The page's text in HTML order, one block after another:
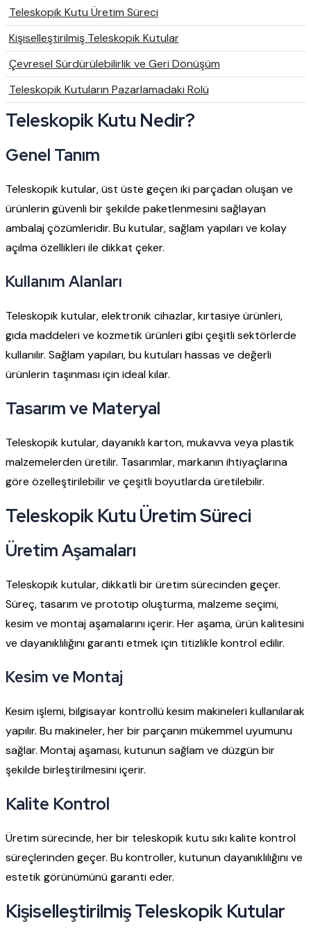
Teleskopik Kutu Üretim Süreci
Kişiselleştirilmiş Teleskopik Kutular
Çevresel Sürdürülebilirlik ve Geri Dönüşüm
Teleskopik Kutuların Pazarlamadaki Rolü
Teleskopik Kutu Nedir?
Genel Tanım
Teleskopik kutular, üst üste geçen iki parçadan oluşan ve
ürünlerin güvenli bir şekilde paketlenmesini sağlayan
ambalaj çözümleridir. Bu kutular, sağlam yapıları ve kolay
açılma özellikleri ile dikkat çeker.
Kullanım Alanları
Teleskopik kutular, elektronik cihazlar, kırtasiye ürünleri,
gıda maddeleri ve kozmetik ürünleri gibi çeşitli sektörlerde
kullanılır. Sağlam yapıları, bu kutuları hassas ve değerli
ürünlerin taşınması için ideal kılar.
Tasarım ve Materyal
Teleskopik kutular, dayanıklı karton, mukavva veya plastik
malzemelerden üretilir. Tasarımlar, markanın ihtiyaçlarına
göre özelleştirilebilir ve çeşitli boyutlarda üretilebilir.
Teleskopik Kutu Üretim Süreci
Üretim Aşamaları
Teleskopik kutular, dikkatli bir üretim sürecinden geçer.
Süreç, tasarım ve prototip oluşturma, malzeme seçimi,
kesim ve montaj aşamalarını içerir. Her aşama, ürün kalitesini
ve dayanıklılığını garanti etmek için titizlikle kontrol edilir.
Kesim ve Montaj
Kesim işlemi, bilgisayar kontrollü kesim makineleri kullanılarak
yapılır. Bu makineler, her bir parçanın mükemmel uyumunu
sağlar. Montaj aşaması, kutunun sağlam ve düzgün bir
şekilde birleştirilmesini içerir.
Kalite Kontrol
Üretim sürecinde, her bir teleskopik kutu sıkı kalite kontrol
süreçlerinden geçer. Bu kontroller, kutunun dayanıklılığını ve
estetik görünümünü garanti eder.
Kişiselleştirilmiş Teleskopik Kutular